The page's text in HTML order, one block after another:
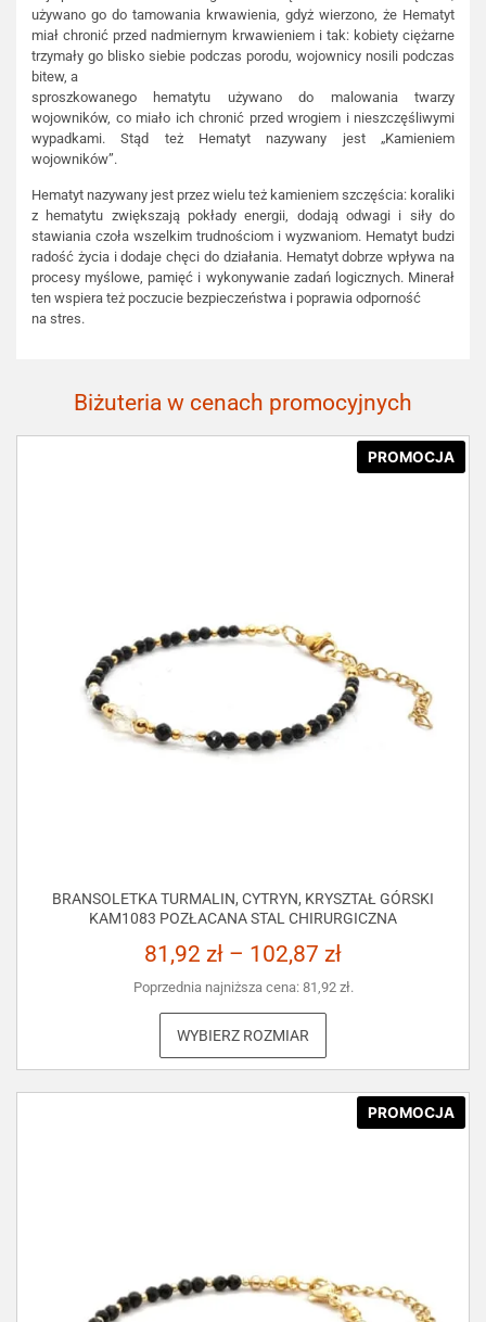
używano go do tamowania krwawienia, gdyż wierzono, że Hematyt
miał chronić przed nadmiernym krwawieniem i tak: kobiety ciężarne
trzymały go blisko siebie podczas porodu, wojownicy nosili podczas
bitew, a
sproszkowanego hematytu używano do malowania twarzy
wojowników, co miało ich chronić przed wrogiem i nieszczęśliwymi
wypadkami. Stąd też Hematyt nazywany jest „Kamieniem
wojowników”.
Hematyt nazywany jest przez wielu też kamieniem szczęścia: koraliki
z hematytu zwiększają pokłady energii, dodają odwagi i siły do
stawiania czoła wszelkim trudnościom i wyzwaniom. Hematyt budzi
radość życia i dodaje chęci do działania. Hematyt dobrze wpływa na
procesy myślowe, pamięć i wykonywanie zadań logicznych. Minerał
ten wspiera też poczucie bezpieczeństwa i poprawia odporność
na stres.
Biżuteria w cenach promocyjnych
PROMOCJA
BRANSOLETKA TURMALIN, CYTRYN, KRYSZTAŁ GÓRSKI
KAM1083 POZŁACANA STAL CHIRURGICZNA
81,92 zł – 102,87 zł
Poprzednia najniższa cena: 81,92 zł.
WYBIERZ ROZMIAR
PROMOCJA